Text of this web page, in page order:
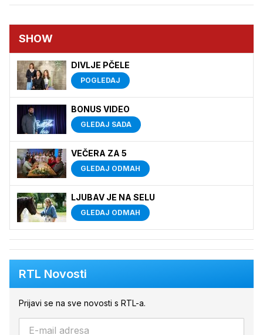
SHOW
DIVLJE PČELE
POGLEDAJ
BONUS VIDEO
GLEDAJ SADA
VEČERA ZA 5
GLEDAJ ODMAH
LJUBAV JE NA SELU
GLEDAJ ODMAH
RTL Novosti
Prijavi se na sve novosti s RTL-a.